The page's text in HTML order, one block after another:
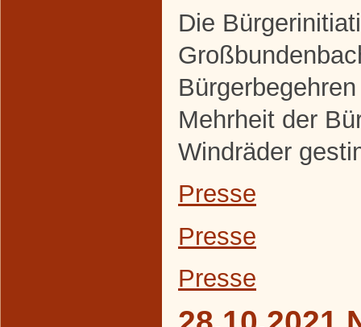
Die
Mehrheit der
Windräder
Presse
Presse
Presse